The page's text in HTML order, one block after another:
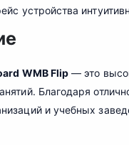
устройства
WMB Flip — это
Благодаря
и учебных